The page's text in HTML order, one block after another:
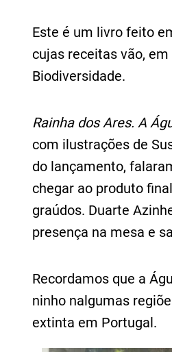
Este é um livro feito
cujas receitas vão,
Biodiversidade.
Rainha dos Ares. A
com ilustrações de
do lançamento,
chegar ao produto
graúdos. Duarte
presença na mesa e
Recordamos que a
ninho nalgumas
extinta em Portugal.